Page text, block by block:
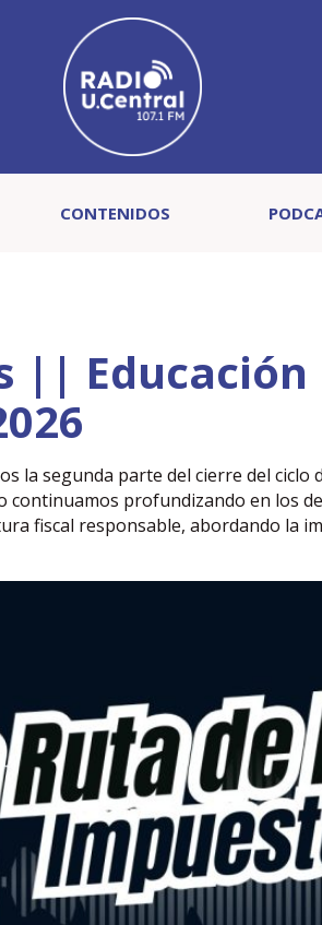
CONTENIDOS
|| Educación
la segunda parte del cierre del ciclo
continuamos profundizando en los
fiscal responsable, abordando la